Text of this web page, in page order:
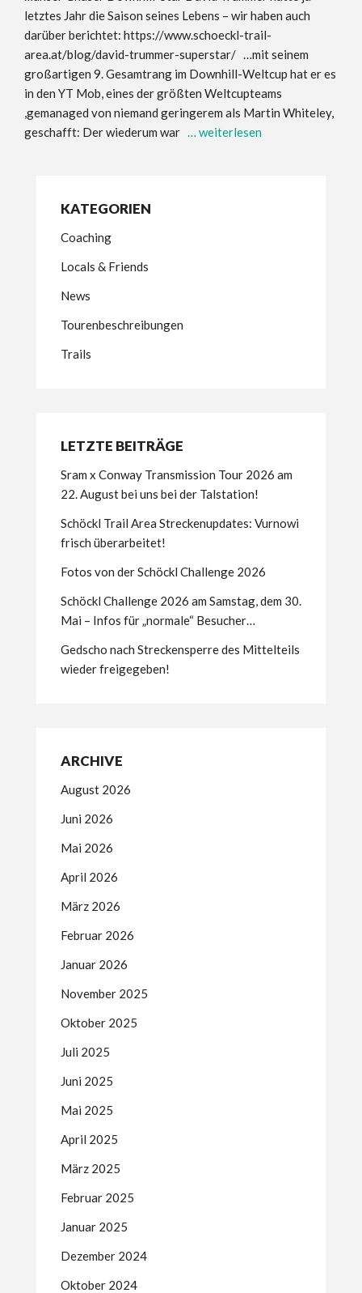
letztes Jahr die Saison seines Lebens – wir haben auch
darüber berichtet: https://www.schoeckl-trail-
area.at/blog/david-trummer-superstar/ …mit seinem
großartigen 9. Gesamtrang im Downhill-Weltcup hat er es
in den YT Mob, eines der größten Weltcupteams
,gemanaged von niemand geringerem als Martin Whiteley,
geschafft: Der wiederum war … weiterlesen
KATEGORIEN
Coaching
Locals & Friends
News
Tourenbeschreibungen
Trails
LETZTE BEITRÄGE
Sram x Conway Transmission Tour 2026 am
22. August bei uns bei der Talstation!
Schöckl Trail Area Streckenupdates: Vurnowi
frisch überarbeitet!
Fotos von der Schöckl Challenge 2026
Schöckl Challenge 2026 am Samstag, dem 30.
Mai – Infos für „normale“ Besucher…
Gedscho nach Streckensperre des Mittelteils
wieder freigegeben!
ARCHIVE
August 2026
Juni 2026
Mai 2026
April 2026
März 2026
Februar 2026
Januar 2026
November 2025
Oktober 2025
Juli 2025
Juni 2025
Mai 2025
April 2025
März 2025
Februar 2025
Januar 2025
Dezember 2024
Oktober 2024